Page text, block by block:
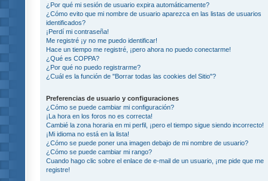
¿Por qué mi sesión de usuario expira automáticamente?
¿Cómo evito que mi nombre de usuario aparezca en las listas de usuarios
identificados?
¡Perdí mi contraseña!
Me registré ¡y no me puedo identificar!
Hace un tiempo me registré, ¡pero ahora no puedo conectarme!
¿Qué es COPPA?
¿Por qué no puedo registrarme?
¿Cuál es la función de "Borrar todas las cookies del Sitio"?
Preferencias de usuario y configuraciones
¿Cómo se puede cambiar mi configuración?
¡La hora en los foros no es correcta!
Cambié la zona horaria en mi perfil, ¡pero el tiempo sigue siendo incorrecto!
¡Mi idioma no está en la lista!
¿Cómo se puede poner una imagen debajo de mi nombre de usuario?
¿Cómo se puede cambiar mi rango?
Cuando hago clic sobre el enlace de e-mail de un usuario, ¡me pide que me
registre!